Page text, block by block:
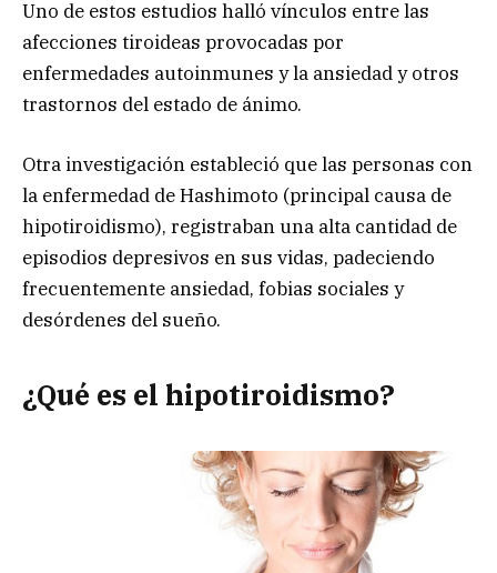
Uno de estos estudios halló vínculos entre las
afecciones tiroideas provocadas por
enfermedades autoinmunes y la ansiedad y otros
trastornos del estado de ánimo.
Otra investigación estableció que las personas con
la enfermedad de Hashimoto (principal causa de
hipotiroidismo), registraban una alta cantidad de
episodios depresivos en sus vidas, padeciendo
frecuentemente ansiedad, fobias sociales y
desórdenes del sueño.
¿Qué es el hipotiroidismo?